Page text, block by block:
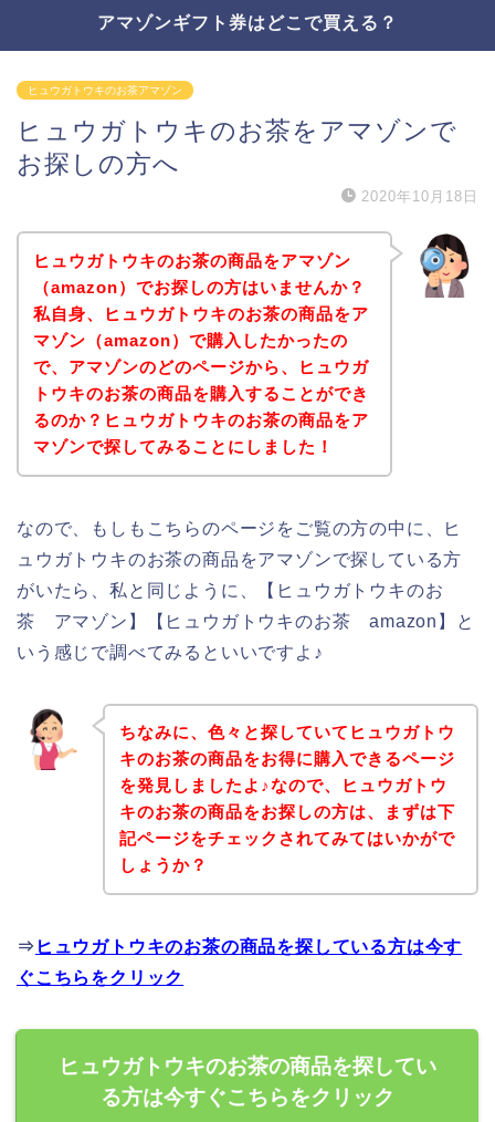
アマゾンギフト券はどこで買える？
ヒュウガトウキのお茶アマゾン
ヒュウガトウキのお茶をアマゾンで
お探しの方へ
2020年10月18日
ヒュウガトウキのお茶の商品をアマゾン
（amazon）でお探しの方はいませんか？
私自身、ヒュウガトウキのお茶の商品をア
マゾン（amazon）で購入したかったの
で、アマゾンのどのページから、ヒュウガ
トウキのお茶の商品を購入することができ
るのか？ヒュウガトウキのお茶の商品をア
マゾンで探してみることにしました！
なので、もしもこちらのページをご覧の方の中に、ヒ
ュウガトウキのお茶の商品をアマゾンで探している方
がいたら、私と同じように、【ヒュウガトウキのお
茶 アマゾン】【ヒュウガトウキのお茶 amazon】と
いう感じで調べてみるといいですよ♪
ちなみに、色々と探していてヒュウガトウ
キのお茶の商品をお得に購入できるページ
を発見しましたよ♪なので、ヒュウガトウ
キのお茶の商品をお探しの方は、まずは下
記ページをチェックされてみてはいかがで
しょうか？
⇒ ヒュウガトウキのお茶の商品を探している方は今す
ぐこちらをクリック
ヒュウガトウキのお茶の商品を探してい
る方は今すぐこちらをクリック